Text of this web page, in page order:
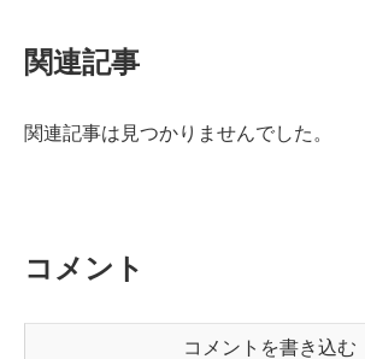
関連記事
関連記事は見つかりませんでした。
コメント
コメントを書き込む